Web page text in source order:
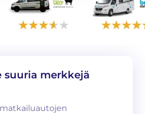
suuria merkkejä